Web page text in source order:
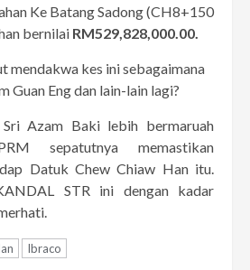
Ke Batang Sadong (CH8+150
bernilai RM529,828,000.00.
mendakwa kes ini sebagaimana
Guan Eng dan lain-lain lagi?
Azam Baki lebih bermaruah
sepatutnya memastikan
Datuk Chew Chiaw Han itu.
STR ini dengan kadar
Ibraco